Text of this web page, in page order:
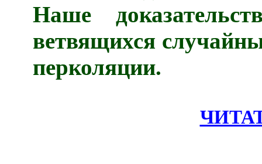
Наше
ветвящихся
перколяции.